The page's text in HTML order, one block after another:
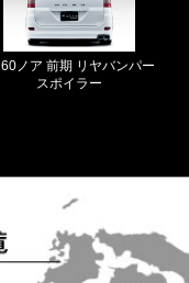
60ノア 前期 リヤバンパー
スポイラー